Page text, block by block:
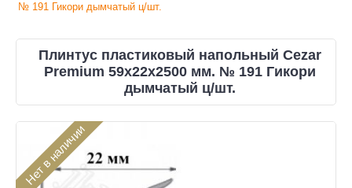
№ 191 Гикори дымчатый ц/шт.
Плинтус пластиковый напольный Cezar
Premium 59х22x2500 мм. № 191 Гикори
дымчатый ц/шт.
Нет в наличии